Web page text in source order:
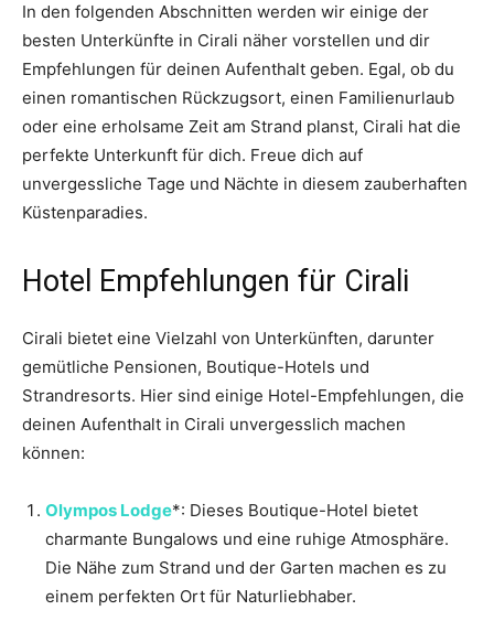
In den folgenden Abschnitten werden wir einige der
besten Unterkünfte in Cirali näher vorstellen und dir
Empfehlungen für deinen Aufenthalt geben. Egal, ob du
einen romantischen Rückzugsort, einen Familienurlaub
oder eine erholsame Zeit am Strand planst, Cirali hat die
perfekte Unterkunft für dich. Freue dich auf
unvergessliche Tage und Nächte in diesem zauberhaften
Küstenparadies.
Hotel Empfehlungen für Cirali
Cirali bietet eine Vielzahl von Unterkünften, darunter
gemütliche Pensionen, Boutique-Hotels und
Strandresorts. Hier sind einige Hotel-Empfehlungen, die
deinen Aufenthalt in Cirali unvergesslich machen
können:
Olympos Lodge*: Dieses Boutique-Hotel bietet
charmante Bungalows und eine ruhige Atmosphäre.
Die Nähe zum Strand und der Garten machen es zu
einem perfekten Ort für Naturliebhaber.